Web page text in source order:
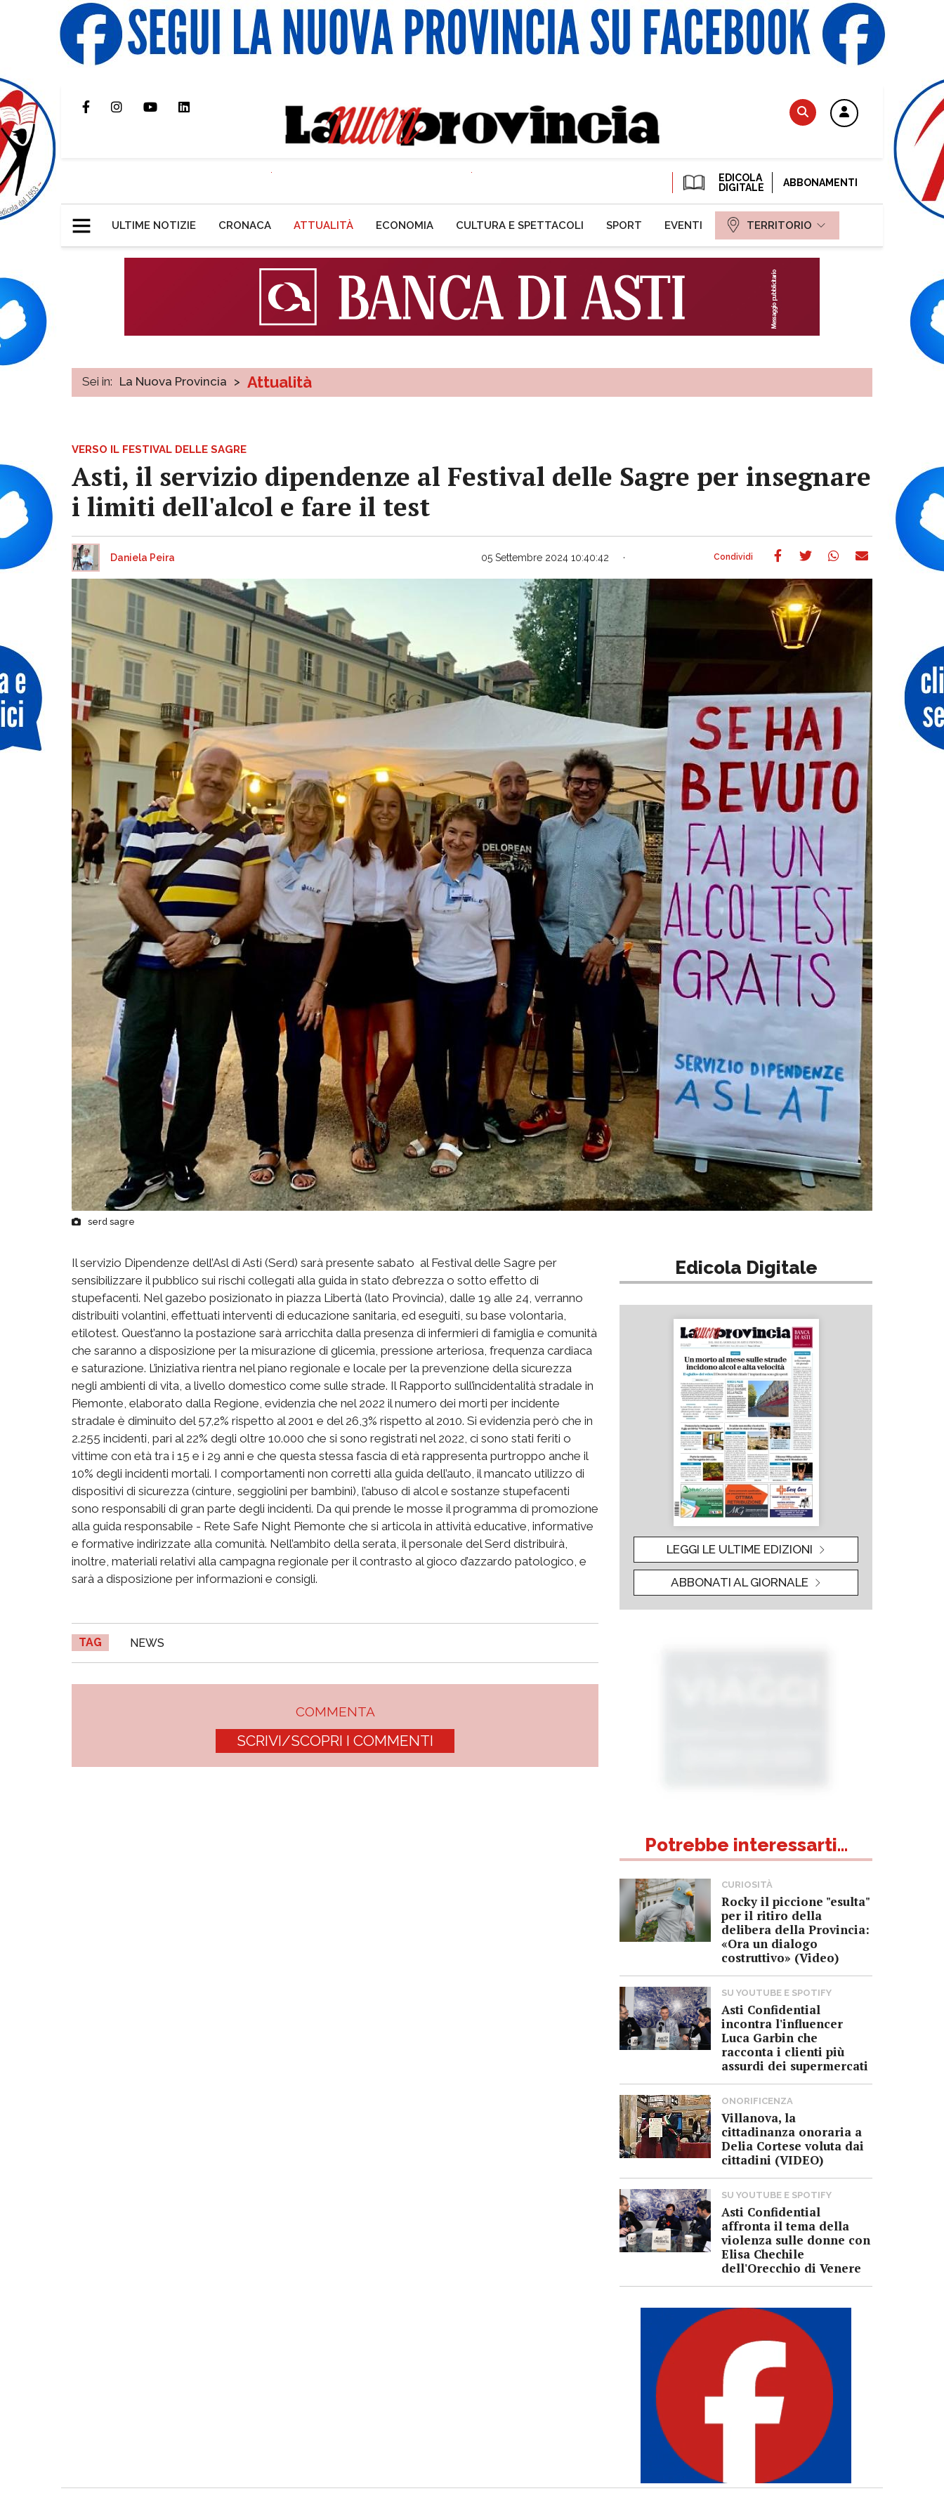
EDICOLA
DIGITALE
ABBONAMENTI
ULTIME NOTIZIE CRONACA ATTUALITÀ ECONOMIA CULTURA E SPETTACOLI SPORT EVENTI TERRITORIO
Sei in: La Nuova Provincia > Attualità
VERSO IL FESTIVAL DELLE SAGRE
Asti, il servizio dipendenze al Festival delle Sagre per insegnare
i limiti dell'alcol e fare il test
Daniela Peira 05 Settembre 2024 10:40:42
serd sagre
Il servizio Dipendenze dell’Asl di Asti (Serd) sarà presente sabato al Festival delle Sagre per
sensibilizzare il pubblico sui rischi collegati alla guida in stato d’ebrezza o sotto effetto di
stupefacenti. Nel gazebo posizionato in piazza Libertà (lato Provincia), dalle 19 alle 24, verranno
distribuiti volantini, effettuati interventi di educazione sanitaria, ed eseguiti, su base volontaria,
etilotest. Quest’anno la postazione sarà arricchita dalla presenza di infermieri di famiglia e comunità
che saranno a disposizione per la misurazione di glicemia, pressione arteriosa, frequenza cardiaca
e saturazione. L’iniziativa rientra nel piano regionale e locale per la prevenzione della sicurezza
negli ambienti di vita, a livello domestico come sulle strade. Il Rapporto sull’incidentalità stradale in
Piemonte, elaborato dalla Regione, evidenzia che nel 2022 il numero dei morti per incidente
stradale è diminuito del 57,2% rispetto al 2001 e del 26,3% rispetto al 2010. Si evidenzia però che in
2.255 incidenti, pari al 22% degli oltre 10.000 che si sono registrati nel 2022, ci sono stati feriti o
vittime con età tra i 15 e i 29 anni e che questa stessa fascia di età rappresenta purtroppo anche il
10% degli incidenti mortali. I comportamenti non corretti alla guida dell’auto, il mancato utilizzo di
dispositivi di sicurezza (cinture, seggiolini per bambini), l’abuso di alcol e sostanze stupefacenti
sono responsabili di gran parte degli incidenti. Da qui prende le mosse il programma di promozione
alla guida responsabile - Rete Safe Night Piemonte che si articola in attività educative, informative
e formative indirizzate alla comunità. Nell’ambito della serata, il personale del Serd distribuirà,
inoltre, materiali relativi alla campagna regionale per il contrasto al gioco d’azzardo patologico, e
sarà a disposizione per informazioni e consigli.
TAG NEWS
COMMENTA
SCRIVI/SCOPRI I COMMENTI
Edicola Digitale
LEGGI LE ULTIME EDIZIONI
ABBONATI AL GIORNALE
Potrebbe interessarti...
CURIOSITÀ
Rocky il piccione "esulta"
per il ritiro della
delibera della Provincia:
«Ora un dialogo
costruttivo» (Video)
SU YOUTUBE E SPOTIFY
Asti Confidential
incontra l'influencer
Luca Garbin che
racconta i clienti più
assurdi dei supermercati
ONORIFICENZA
Villanova, la
cittadinanza onoraria a
Delia Cortese voluta dai
cittadini (VIDEO)
SU YOUTUBE E SPOTIFY
Asti Confidential
affronta il tema della
violenza sulle donne con
Elisa Chechile
dell'Orecchio di Venere